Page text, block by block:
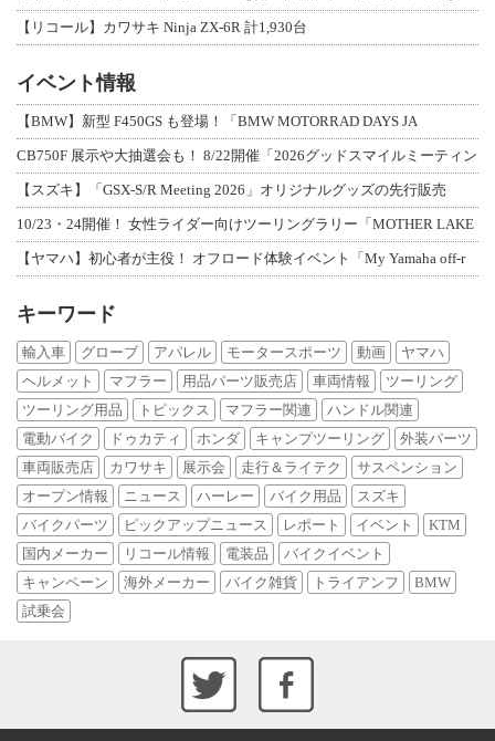
【リコール】カワサキ Ninja ZX-6R 計1,930台
イベント情報
【BMW】新型 F450GS も登場！「BMW MOTORRAD DAYS JA
CB750F 展示や大抽選会も！ 8/22開催「2026グッドスマイルミーティン
【スズキ】「GSX-S/R Meeting 2026」オリジナルグッズの先行販売
10/23・24開催！ 女性ライダー向けツーリングラリー「MOTHER LAKE
【ヤマハ】初心者が主役！ オフロード体験イベント「My Yamaha off-r
キーワード
輸入車 グローブ アパレル モータースポーツ 動画
ヤマハ
ヘルメット
マフラー 用品パーツ販売店 車両情報
ツーリング
ツーリング用品
トピックス マフラー関連
ハンドル関連
電動バイク
ドゥカティ ホンダ キャンプツーリング
外装パーツ
車両販売店
カワサキ 展示会 走行＆ライテク
サスペンション
オープン情報
ニュース ハーレー バイク用品
スズキ
バイクパーツ
ピックアップニュース レポート イベント
KTM
国内メーカー
リコール情報 電装品
バイクイベント
キャンペーン
海外メーカー バイク雑貨 トライアンフ
BMW
試乗会